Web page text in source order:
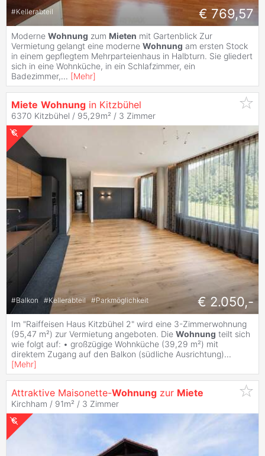
#Kellerabteil € 769,57
Moderne Wohnung zum Mieten mit Gartenblick Zur
Vermietung gelangt eine moderne Wohnung am ersten Stock
in einem gepflegtem Mehrparteienhaus in Halbturn. Sie gliedert
sich in eine Wohnküche, in ein Schlafzimmer, ein
Badezimmer,... [Mehr]
Miete Wohnung in Kitzbühel
6370 Kitzbühel / 95,29m² / 3 Zimmer
#Balkon #Kellerabteil #Parkmöglichkeit € 2.050,-
Im "Raiffeisen Haus Kitzbühel 2" wird eine 3-Zimmerwohnung
(95,47 m²) zur Vermietung angeboten. Die Wohnung teilt sich
wie folgt auf: • großzügige Wohnküche (39,29 m²) mit
direktem Zugang auf den Balkon (südliche Ausrichtung)...
[Mehr]
Attraktive Maisonette-Wohnung zur Miete
Kirchham / 91m² / 3 Zimmer